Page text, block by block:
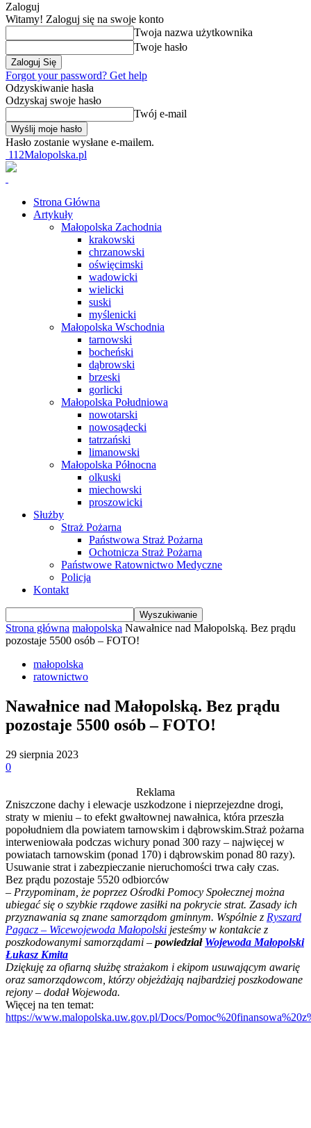
Zaloguj
Witamy! Zaloguj się na swoje konto
Twoja nazwa użytkownika
Twoje hasło
Forgot your password? Get help
Odzyskiwanie hasła
Odzyskaj swoje hasło
Twój e-mail
Hasło zostanie wysłane e-mailem.
112Malopolska.pl
Strona Główna
Artykuły
Małopolska Zachodnia
krakowski
chrzanowski
oświęcimski
wadowicki
wielicki
suski
myślenicki
Małopolska Wschodnia
tarnowski
bocheński
dąbrowski
brzeski
gorlicki
Małopolska Południowa
nowotarski
nowosądecki
tatrzański
limanowski
Małopolska Północna
olkuski
miechowski
proszowicki
Służby
Straż Pożarna
Państwowa Straż Pożarna
Ochotnicza Straż Pożarna
Państwowe Ratownictwo Medyczne
Policja
Kontakt
Strona główna małopolska Nawałnice nad Małopolską. Bez prądu
pozostaje 5500 osób – FOTO!
małopolska
ratownictwo
Nawałnice nad Małopolską. Bez prądu
pozostaje 5500 osób – FOTO!
29 sierpnia 2023
0
Reklama
Zniszczone dachy i elewacje uszkodzone i nieprzejezdne drogi,
straty w mieniu – to efekt gwałtownej nawałnica, która przeszła
popołudniem dla powiatem tarnowskim i dąbrowskim.Straż pożarna
interweniowała podczas wichury ponad 300 razy – najwięcej w
powiatach tarnowskim (ponad 170) i dąbrowskim ponad 80 razy).
Usuwanie strat i zabezpieczanie nieruchomości trwa cały czas.
Bez prądu pozostaje 5520 odbiorców
– Przypominam, że poprzez Ośrodki Pomocy Społecznej można
ubiegać się o szybkie rządowe zasiłki na pokrycie strat. Zasady ich
przyznawania są znane samorządom gminnym. Wspólnie z Ryszard
Pagacz – Wicewojewoda Małopolski jesteśmy w kontakcie z
poszkodowanymi samorządami – powiedział Wojewoda Małopolski
Łukasz Kmita
Dziękuję za ofiarną służbę strażakom i ekipom usuwającym awarię
oraz samorządowcom, którzy objeżdżają najbardziej poszkodowane
rejony – dodał Wojewoda.
Więcej na ten temat:
https://www.malopolska.uw.gov.pl/Docs/